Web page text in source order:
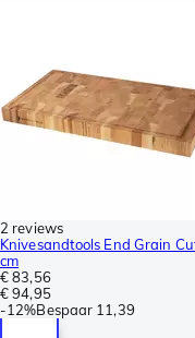
2 reviews
Knivesandtools End Grain
cm
€ 83,56
€ 94,95
-12%Bespaar 11,39